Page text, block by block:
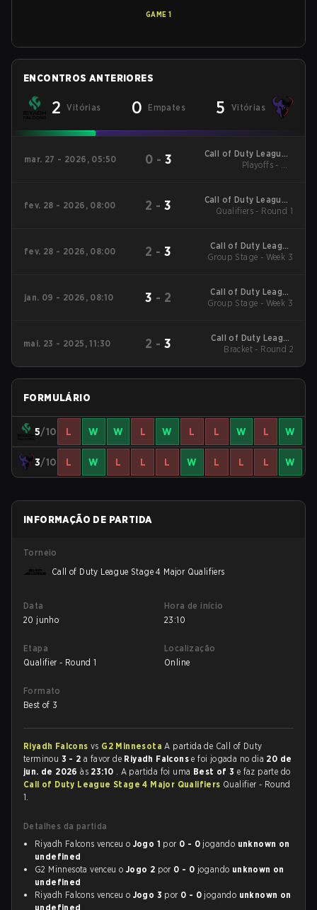
GAME 1
ENCONTROS ANTERIORES
2 Vitórias 0 Empates 5 Vitórias
mar. 27 - 2026, 05:50 0 - 3
Call of Duty League -
Call of Duty League
Playoffs - UB
fev. 28 - 2026, 08:00 2 -3
Call of Duty League -
Call of Duty League
Qualifiers - Round 1
fev. 28 - 2026, 08:00 2 -3
Call of Duty League
2026 Regular Season
Group Stage - Week 3
jan. 09 - 2026, 08:10 3 - 2
Call of Duty League
2026 Regular Season
Group Stage - Week 3
mai. 23 - 2025, 11:30 2 -3
Call of Duty League
2025 Regular Season
Bracket - Round 2
FORMULÁRIO
5/10 L W W L W L L W L W
3/10 L W L L L W L L L W
INFORMAÇÃO DE PARTIDA
Torneio
Call of Duty League Stage 4 Major Qualifiers
Data
20 junho
Hora de início
23:10
Etapa
Qualifier - Round 1
Localização
Online
Formato
Best of 3
Riyadh Falcons vs G2 MinnesotaA partida de Call of Duty
terminou 3 - 2 a favor de Riyadh Falconse foi jogada no dia 20 de
jun. de 2026às 23:10 . A partida foi uma Best of 3 e faz parte do
Call of Duty League Stage 4 Major Qualifiers Qualifier - Round
1.
Detalhes da partida
Riyadh Falcons venceu o Jogo 1 por 0 - 0 jogando unknown on
undefined
G2 Minnesota venceu o Jogo 2 por 0 - 0 jogando unknown on
undefined
Riyadh Falcons venceu o Jogo 3 por 0 - 0 jogando unknown on
undefined